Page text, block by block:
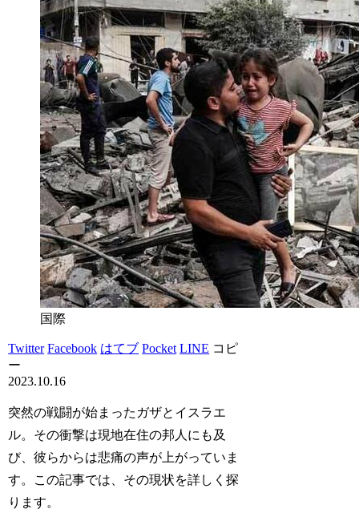
国際
Twitter Facebook はてブ Pocket LINE コピ
ー
2023.10.16
突然の戦闘が始まったガザとイスラエ
ル。その衝撃は現地在住の邦人にも及
び、彼らからは悲痛の声が上がっていま
す。この記事では、その現状を詳しく探
ります。